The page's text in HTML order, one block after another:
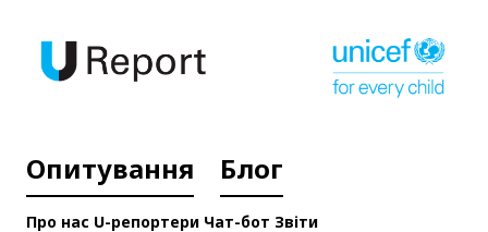
Опитування Блог
Про нас U-репортери Чат-бот Звіти